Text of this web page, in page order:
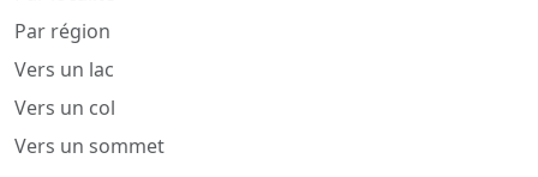
Par région
Vers un lac
Vers un col
Vers un sommet